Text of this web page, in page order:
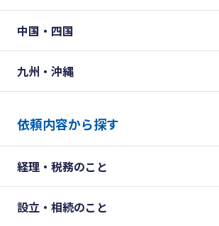
中国・四国
九州・沖縄
依頼内容から探す
経理・税務のこと
設立・相続のこと